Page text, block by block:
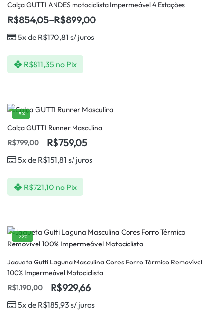
Calça GUTTI ANDES motociclista Impermeável 4 Estações
R$854,05–R$899,00
5x de R$170,81 s/ juros
R$811,35 no Pix
-5%
Calça GUTTI Runner Masculina
R$799,00 R$759,05
5x de R$151,81 s/ juros
R$721,10 no Pix
-22%
Jaqueta Gutti Laguna Masculina Cores Forro Térmico Removível
100% Impermeável Motociclista
R$1.190,00 R$929,66
5x de R$185,93 s/ juros